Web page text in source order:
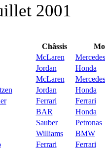
2001
Châssis
McLaren
Mercedes
Jordan
Honda
McLaren
Mercedes
Jordan
Honda
Ferrari
Ferrari
BAR
Honda
Sauber
Petronas
Williams
BMW
Ferrari
Ferrari